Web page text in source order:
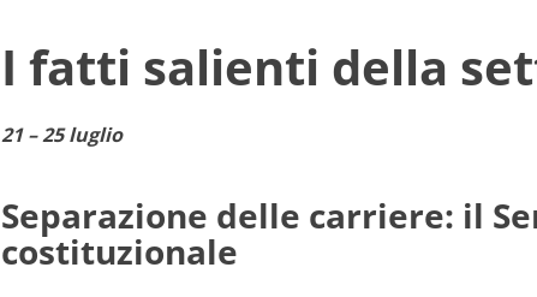
I fatti salienti della
21 – 25 luglio
Separazione delle carriere: il
costituzionale